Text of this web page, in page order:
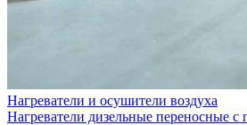
Нагреватели и осушители воздуха
Нагреватели дизельные переносные